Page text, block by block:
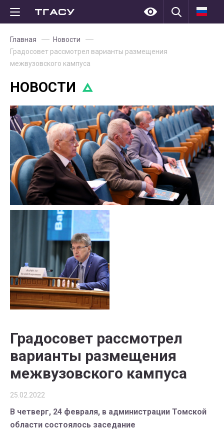
Главная
Новости
Градосовет рассмотрел варианты размещения
межвузовского кампуса
НОВОСТИ
Градосовет рассмотрел
варианты размещения
межвузовского кампуса
25.02.2022
В четверг, 24 февраля, в администрации Томской
области состоялось заседание